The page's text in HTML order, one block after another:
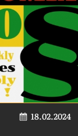
18.02.2024